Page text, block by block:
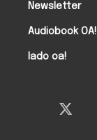
Newsletter
Audiobook OA!
lado oa!